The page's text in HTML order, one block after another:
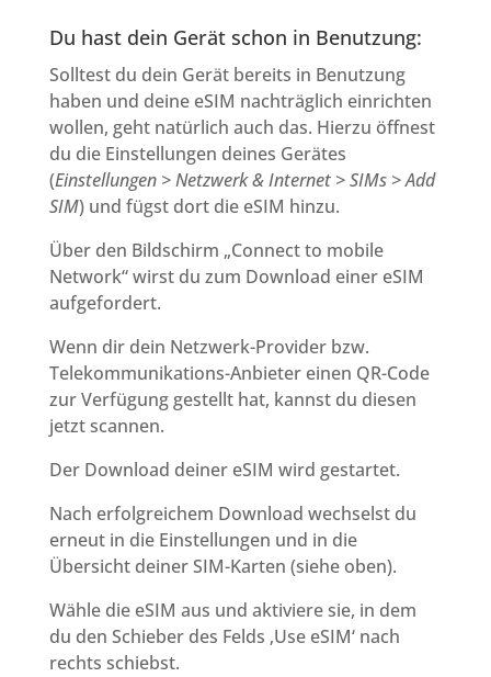
Du hast dein Gerät schon in Benutzung:
Solltest du dein Gerät bereits in Benutzung
haben und deine eSIM nachträglich einrichten
wollen, geht natürlich auch das. Hierzu öffnest
du die Einstellungen deines Gerätes
(Einstellungen > Netzwerk & Internet > SIMs > Add
SIM) und fügst dort die eSIM hinzu.
Über den Bildschirm „Connect to mobile
Network“ wirst du zum Download einer eSIM
aufgefordert.
Wenn dir dein Netzwerk-Provider bzw.
Telekommunikations-Anbieter einen QR-Code
zur Verfügung gestellt hat, kannst du diesen
jetzt scannen.
Der Download deiner eSIM wird gestartet.
Nach erfolgreichem Download wechselst du
erneut in die Einstellungen und in die
Übersicht deiner SIM-Karten (siehe oben).
Wähle die eSIM aus und aktiviere sie, in dem
du den Schieber des Felds ‚Use eSIM‘ nach
rechts schiebst.